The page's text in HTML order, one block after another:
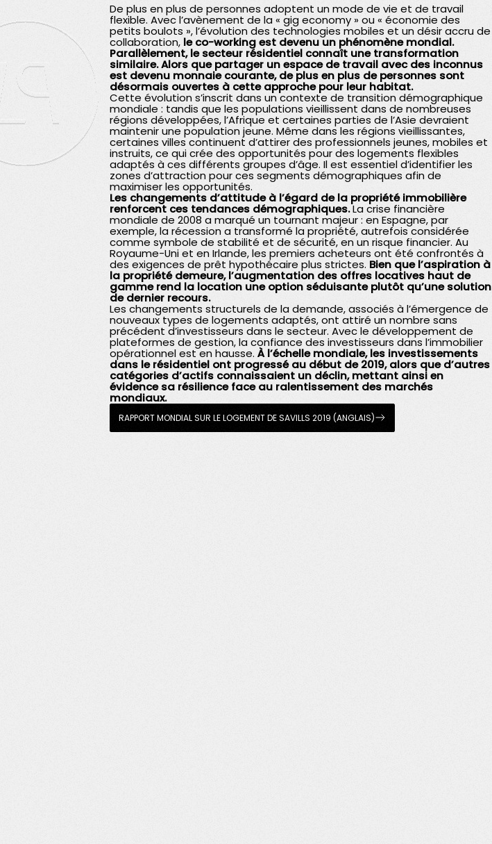
De plus en plus de personnes adoptent un mode de vie et de travail
flexible. Avec l’avènement de la « gig economy » ou « économie des
petits boulots », l’évolution des technologies mobiles et un désir accru de
collaboration, le co-working est devenu un phénomène mondial.
Parallèlement, le secteur résidentiel connaît une transformation
similaire. Alors que partager un espace de travail avec des inconnus
est devenu monnaie courante, de plus en plus de personnes sont
désormais ouvertes à cette approche pour leur habitat.
Cette évolution s’inscrit dans un contexte de transition démographique
mondiale : tandis que les populations vieillissent dans de nombreuses
régions développées, l’Afrique et certaines parties de l’Asie devraient
maintenir une population jeune. Même dans les régions vieillissantes,
certaines villes continuent d’attirer des professionnels jeunes, mobiles et
instruits, ce qui crée des opportunités pour des logements flexibles
adaptés à ces différents groupes d’âge. Il est essentiel d’identifier les
zones d’attraction pour ces segments démographiques afin de
maximiser les opportunités.
Les changements d’attitude à l’égard de la propriété immobilière
renforcent ces tendances démographiques.La crise financière
mondiale de 2008 a marqué un tournant majeur : en Espagne, par
exemple, la récession a transformé la propriété, autrefois considérée
comme symbole de stabilité et de sécurité, en un risque financier. Au
Royaume-Uni et en Irlande, les premiers acheteurs ont été confrontés à
des exigences de prêt hypothécaire plus strictes. Bien que l’aspiration à
la propriété demeure, l’augmentation des offres locatives haut de
gamme rend la location une option séduisante plutôt qu’une solution
de dernier recours.
Les changements structurels de la demande, associés à l’émergence de
nouveaux types de logements adaptés, ont attiré un nombre sans
précédent d’investisseurs dans le secteur. Avec le développement de
plateformes de gestion, la confiance des investisseurs dans l’immobilier
opérationnel est en hausse. À l’échelle mondiale, les investissements
dans le résidentiel ont progressé au début de 2019, alors que d’autres
catégories d’actifs connaissaient un déclin, mettant ainsi en
évidence sa résilience face au ralentissement des marchés
mondiaux.
RAPPORT MONDIAL SUR LE LOGEMENT DE SAVILLS 2019 (ANGLAIS)